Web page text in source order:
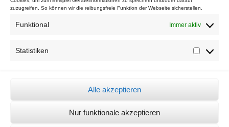
zuzugreifen. So können wir die reibungsfreie Funktion der Webseite sicherstellen.
Funktional Immer aktiv
Statistiken
Alle akzeptieren
Nur funktionale akzeptieren
Buschfunk-Rezensionen: Schrebergartenkrimis von Mona Nikolay
Tschaabgsi-Körbchen